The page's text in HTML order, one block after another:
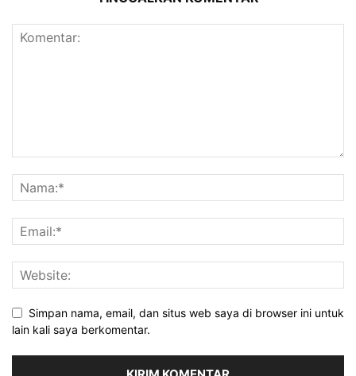
Simpan nama, email, dan situs web saya di browser ini untuk
lain kali saya berkomentar.